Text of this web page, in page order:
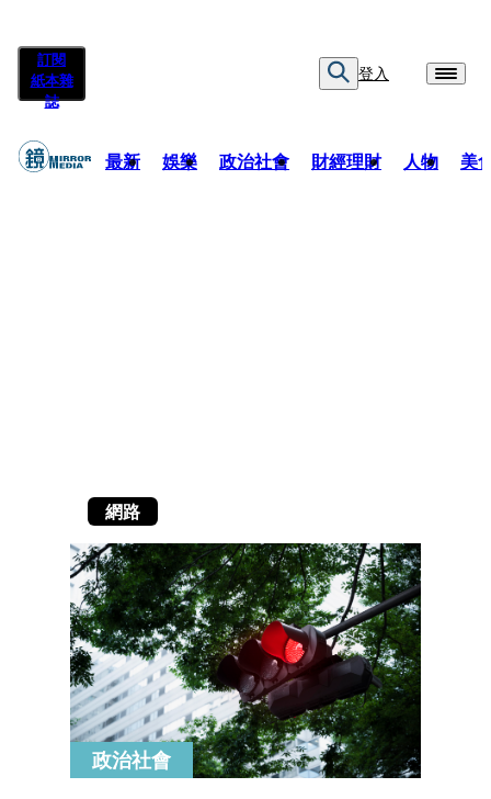
訂閱
紙本雜
誌
登入
最新 娛樂 政治社會 財經理財 人物 美
網路
政治社會